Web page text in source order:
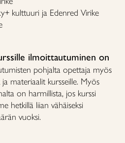
kulttuuri ja Edenred Virike
ilmoittautuminen on
pohjalta opettaja myös
materiaalit kursseille. Myös
on harmillista, jos kurssi
hetkillä liian vähäiseksi
vuoksi.